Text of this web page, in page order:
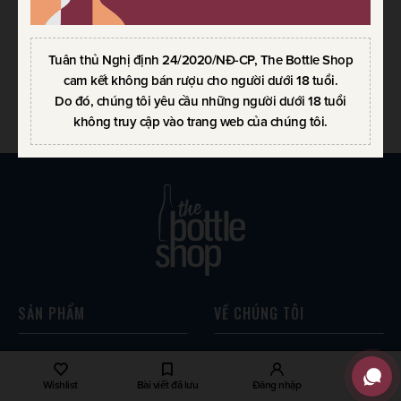
Tuân thủ Nghị định 24/2020/NĐ-CP, The Bottle Shop
cam kết không bán rượu cho người dưới 18 tuổi.
Do đó, chúng tôi yêu cầu những người dưới 18 tuổi
không truy cập vào trang web của chúng tôi.
Wishlist Bài viết đã lưu Đăng nhập
RƯỢU VANG ALTO DE
CANTENAC BROWN
MARGAUX
750ml / 13.50%
1.250.000VND
SẢN PHẨM
Scotch Whisky
World Whisky
VỀ CHÚNG TÔI
Về The Bottle Shop
Liên hệ